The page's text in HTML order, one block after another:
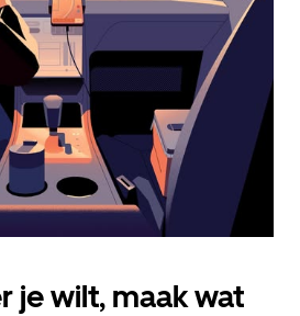
je wilt, maak wat